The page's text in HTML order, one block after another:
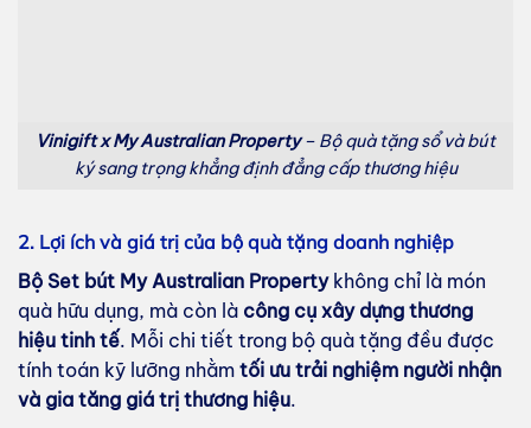
Vinigift x My Australian Property– Bộ quà tặng sổ và bút
ký sang trọng khẳng định đẳng cấp thương hiệu
2. Lợi ích và giá trị của bộ quà tặng doanh nghiệp
Bộ Set bút My Australian Propertykhông chỉ là món
quà hữu dụng, mà còn là công cụ xây dựng thương
hiệu tinh tế. Mỗi chi tiết trong bộ quà tặng đều được
tính toán kỹ lưỡng nhằm tối ưu trải nghiệm người nhận
và gia tăng giá trị thương hiệu.